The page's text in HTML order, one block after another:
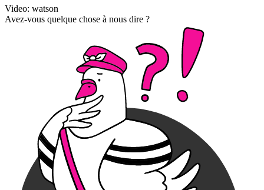
Video: watson
Avez-vous quelque chose à nous dire ?